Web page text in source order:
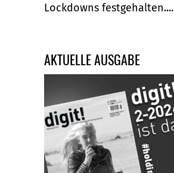
Lockdowns festgehalten....
AKTUELLE AUSGABE